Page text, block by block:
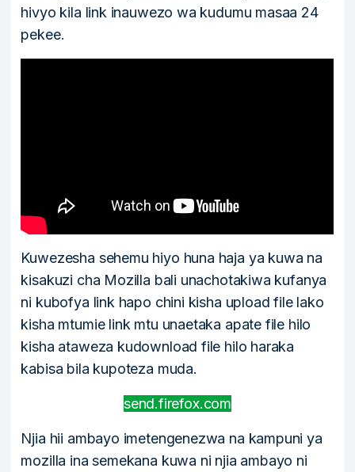
hivyo kila link inauwezo wa kudumu masaa 24
pekee.
Kuwezesha sehemu hiyo huna haja ya kuwa na
kisakuzi cha Mozilla bali unachotakiwa kufanya
ni kubofya link hapo chini kisha upload file lako
kisha mtumie link mtu unaetaka apate file hilo
kisha ataweza kudownload file hilo haraka
kabisa bila kupoteza muda.
send.firefox.com
Njia hii ambayo imetengenezwa na kampuni ya
mozilla ina semekana kuwa ni njia ambayo ni